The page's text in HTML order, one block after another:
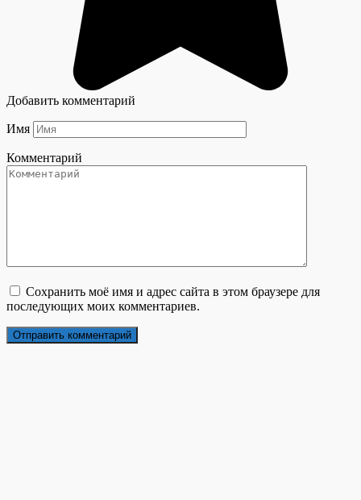
Добавить комментарий
Имя
Комментарий
Сохранить моё имя и адрес сайта в этом браузере для
последующих моих комментариев.